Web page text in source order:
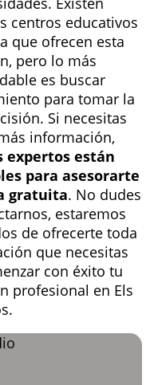
centros educativos
que ofrecen esta
pero lo más
es buscar
para tomar la
Si necesitas
información,
expertos están
para asesorarte
gratuita. No dudes
estaremos
de ofrecerte toda
que necesitas
con éxito tu
profesional en Els